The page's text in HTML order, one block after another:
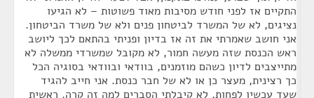
התקיים אז לפני חודש מסיבות מאוד פשוטות – לא הגיעו
נציגים, לא של המשרד לביטחון פנים ולא של משרד הביטחון.
אני חושב שאמרתי את זה אז בדיון ופניתי בהתאם לכך ליושב
ראש הכנסת שזה מעשה חמור, לא מקובל שמשרדי ממשלה לא
מתייצבים לדיון כשהם מוזמנים, בוודאי ובוודאי בסוגיה הכל
כך רצינית, מעצר כן או לא של חבר כנסת. אני חייב להגיד
שעד עכשיו לפחות, לא קיבלתי הסברים למה זה קרה. ראשית